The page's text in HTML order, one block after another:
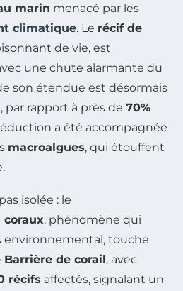
marin menacé par les
climatique. Le récif de
de vie, est
une chute alarmante du
son étendue est désormais
par rapport à près de 70%
a été accompagnée
macroalgues, qui étouffent
isolée : le
coraux, phénomène qui
environnemental, touche
Barrière de corail, avec
récifs affectés, signalant un